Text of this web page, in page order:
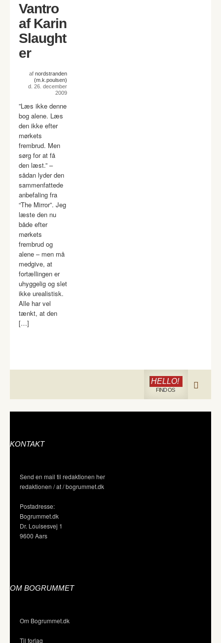
Vantro
af Karin
Slaught
er
af nordstranden
(m.k.poulsen)
d. 26. december
2009
”Læs ikke denne
bog alene. Læs
den ikke efter
mørkets
frembrud. Men
sørg for at få
den læst.” –
sådan lyder den
sammenfattede
anbefaling fra
“The Mirror”. Jeg
læste den nu
både efter
mørkets
frembrud og
alene – men må
medgive, at
fortællingen er
uhyggelig og slet
ikke urealistisk.
Alle har vel
tænkt, at den
[…]
HELLO!
FIND OS
KONTAKT
Send en mail til redaktionen her
redaktionen / at / bogrummet.dk
Postadresse:
Bogrummet.dk
Dr. Louisesvej 1
9600 Aars
OM BOGRUMMET
Om Bogrummet.dk
Til forlag